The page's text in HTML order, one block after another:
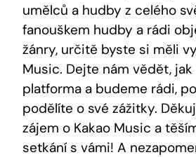
umělců a ‍hudby z celého
fanouškem hudby⁣ a rádi​
žánry, určitě byste ​si měli
Music. Dejte nám vědět,
platforma a budeme rádi,
podělíte o své zážitky.
zájem o Kakao Music a
setkání⁢ s vámi! A